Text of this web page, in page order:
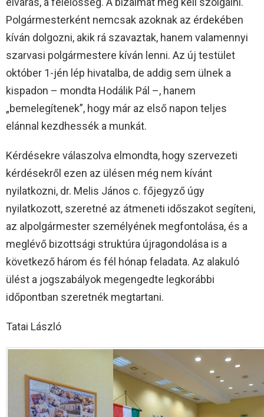
Polgármesterként nemcsak azoknak az érdekében
kíván dolgozni, akik rá szavaztak, hanem valamennyi
szarvasi polgármestere kíván lenni. Az új testület
október 1-jén lép hivatalba, de addig sem ülnek a
kispadon – mondta Hodálik Pál –, hanem
„bemelegítenek”, hogy már az első napon teljes
elánnal kezdhessék a munkát.
Kérdésekre válaszolva elmondta, hogy szervezeti
kérdésekről ezen az ülésen még nem kívánt
nyilatkozni, dr. Melis János c. főjegyző úgy
nyilatkozott, szeretné az átmeneti időszakot segíteni,
az alpolgármester személyének megfontolása, és a
meglévő bizottsági struktúra újragondolása is a
következő három és fél hónap feladata. Az alakuló
ülést a jogszabályok megengedte legkorábbi
időpontban szeretnék megtartani.
Tatai László